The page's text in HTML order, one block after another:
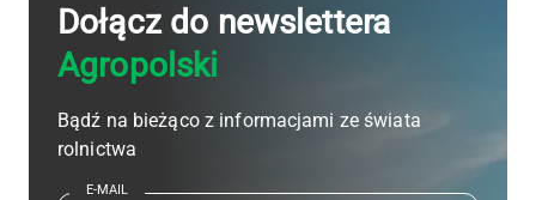
Dołącz do newslettera
Agropolski
Bądź na bieżąco z informacjami ze świata
rolnictwa
E-MAIL